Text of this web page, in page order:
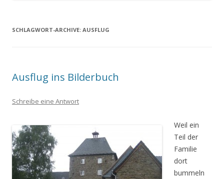
SCHLAGWORT-ARCHIVE: AUSFLUG
Ausflug ins Bilderbuch
Schreibe eine Antwort
Weil ein
Teil der
Familie
dort
bummeln